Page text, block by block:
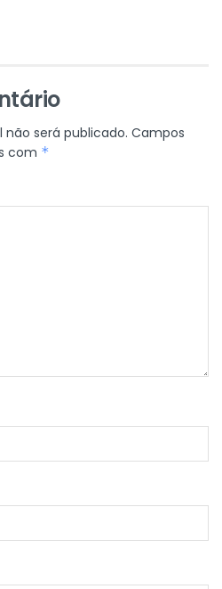
será publicado. Campos
com *